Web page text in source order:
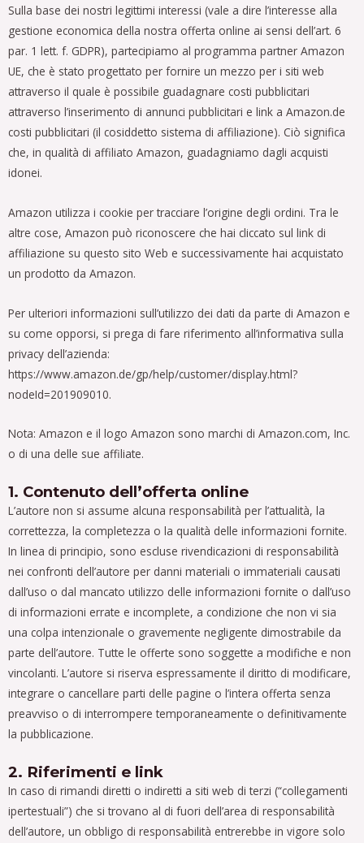
Sulla base dei nostri legittimi interessi (vale a dire l’interesse alla
gestione economica della nostra offerta online ai sensi dell’art. 6
par. 1 lett. f. GDPR), partecipiamo al programma partner Amazon
UE, che è stato progettato per fornire un mezzo per i siti web
attraverso il quale è possibile guadagnare costi pubblicitari
attraverso l’inserimento di annunci pubblicitari e link a Amazon.de
costi pubblicitari (il cosiddetto sistema di affiliazione). Ciò significa
che, in qualità di affiliato Amazon, guadagniamo dagli acquisti
idonei.
Amazon utilizza i cookie per tracciare l’origine degli ordini. Tra le
altre cose, Amazon può riconoscere che hai cliccato sul link di
affiliazione su questo sito Web e successivamente hai acquistato
un prodotto da Amazon.
Per ulteriori informazioni sull’utilizzo dei dati da parte di Amazon e
su come opporsi, si prega di fare riferimento all’informativa sulla
privacy dell’azienda:
https://www.amazon.de/gp/help/customer/display.html?
nodeId=201909010.
Nota: Amazon e il logo Amazon sono marchi di Amazon.com, Inc.
o di una delle sue affiliate.
1. Contenuto dell’offerta online
L’autore non si assume alcuna responsabilità per l’attualità, la
correttezza, la completezza o la qualità delle informazioni fornite.
In linea di principio, sono escluse rivendicazioni di responsabilità
nei confronti dell’autore per danni materiali o immateriali causati
dall’uso o dal mancato utilizzo delle informazioni fornite o dall’uso
di informazioni errate e incomplete, a condizione che non vi sia
una colpa intenzionale o gravemente negligente dimostrabile da
parte dell’autore. Tutte le offerte sono soggette a modifiche e non
vincolanti. L’autore si riserva espressamente il diritto di modificare,
integrare o cancellare parti delle pagine o l’intera offerta senza
preavviso o di interrompere temporaneamente o definitivamente
la pubblicazione.
2. Riferimenti e link
In caso di rimandi diretti o indiretti a siti web di terzi (“collegamenti
ipertestuali”) che si trovano al di fuori dell’area di responsabilità
dell’autore, un obbligo di responsabilità entrerebbe in vigore solo